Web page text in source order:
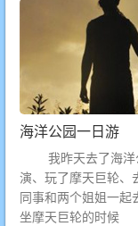
海洋公园一日游
我昨天去了海洋
演、玩了摩天巨轮
同事和两个姐姐一
坐摩天巨轮的时候